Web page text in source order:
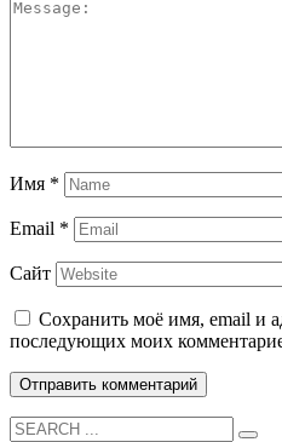
Имя *
Email *
Сайт
Сохранить моё имя, email и
последующих моих